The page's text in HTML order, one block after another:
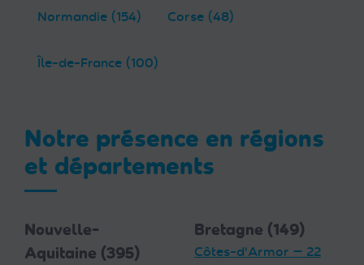
Normandie (154) Corse (48)
Île-de-France (100)
Notre présence en régions
et départements
Nouvelle-
Aquitaine (395)
Bretagne (149)
Côtes-d'Armor — 22